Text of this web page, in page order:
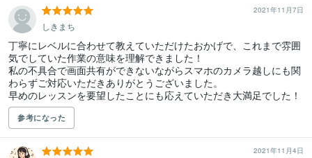
2021年11月7日
しきまち
丁寧にレベルに合わせて教えていただけたおかげで、これまで雰囲
気でしていた作業の意味を理解できました！
私の不具合で画面共有ができないながらスマホのカメラ越しにも関
わらずご対応いただきありがとうございました。
早めのレッスンを要望したことにも応えていただき大満足でした！
参考になった
2021年11月4日